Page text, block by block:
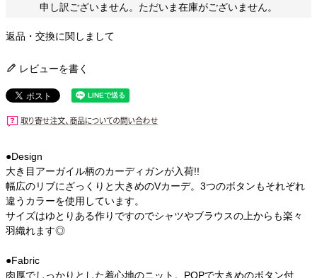
申し訳ございません。ただいま在庫がございません。
返品・交換に関しまして
レビューを書く
●Design
大き目アーガイル柄のカーディガンが入荷!!
幅広のリブにざっくりと大きめのVカーデ。3つのボタンもそれぞれ
違うカラーを使用しています。
サイズはゆとりある作りですのでシャツやブラウスの上からも楽々
羽織れます◎
●Fabric
肉厚でしっかりとした着心地のニット。POPで大きめのボタン付